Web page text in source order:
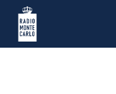
Radio Monte Carlo